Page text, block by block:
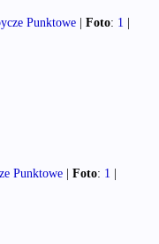
Punktowe | Foto: 1 |
Punktowe | Foto: 1 |